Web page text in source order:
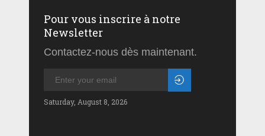
Pour vous inscrire à notre
Newsletter
Contactez-nous dès maintenant.
Saturday, August 8, 2026